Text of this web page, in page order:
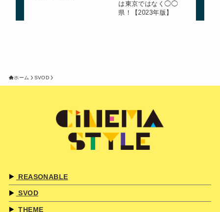
は東京ではなく◯◯
県！【2023年版】
ホーム SVOD
REASONABLE
SVOD
THEME